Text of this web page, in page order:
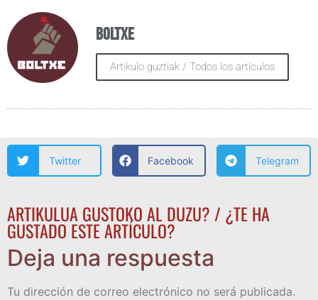
Boltxe
Artikulo guztiak / Todos los artículos
Twitter Facebook Telegram
ARTIKULUA GUSTOKO AL DUZU? / ¿TE HA
GUSTADO ESTE ARTÍCULO?
Deja una respuesta
Tu dirección de correo electrónico no será publicada.